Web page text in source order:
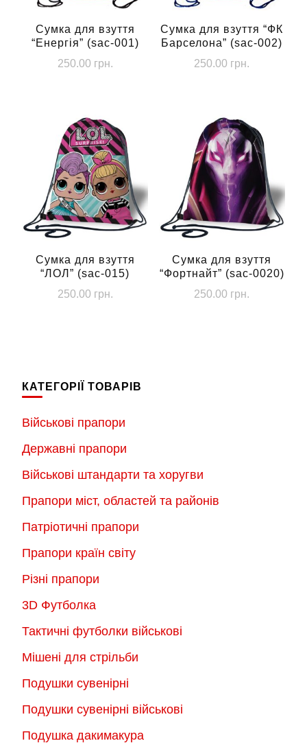
Сумка для взуття
“Енергія” (sac-001)
250.00 грн.
Сумка для взуття “ФК
Барселона” (sac-002)
250.00 грн.
Сумка для взуття
“ЛОЛ” (sac-015)
250.00 грн.
Сумка для взуття
“Фортнайт” (sac-0020)
250.00 грн.
КАТЕГОРІЇ ТОВАРІВ
Військові прапори
Державні прапори
Військові штандарти та хоругви
Прапори міст, областей та районів
Патріотичні прапори
Прапори країн світу
Різні прапори
3D Футболка
Тактичні футболки військові
Мішені для стрільби
Подушки сувенірні
Подушки сувенірні військові
Подушка дакимакура